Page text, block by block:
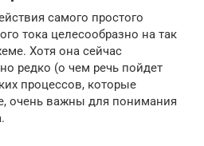
самого простого
тока целесообразно на так
Хотя она сейчас
редко (о чем речь пойдет
процессов, которые
очень важны для понимания